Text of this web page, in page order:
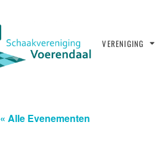
VERENIGING
« Alle Evenementen